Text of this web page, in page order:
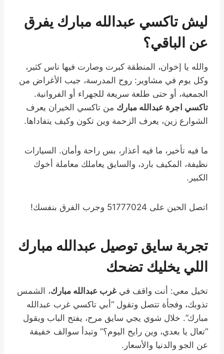
ليش تاكسي عبدالله مبارك يفرق
عن الباقي؟
والله يا إخوان، المنطقة كبرت وصارت فيها ناس كثير،
وكل يوم في مشاوير: روح المدرسة، جيب الأغراض من
الجمعية، أو حتى طلعة سريعة للجهراء أو الفروانية.
تاكسي اجرة عبدالله مبارك من تاكسي الخيران يعرف
الشوارع زين، يعرف الزحمة وين تكون وكيف يتفاداها.
ما فيه تأخير، ما فيه أعذار، بس راحة وأمان. السيارات
نظيفة، المكيف بارد، والسايق يعاملك معاملة أخوك
الكبير.
اتصل الحين على 51777024 وجرب الفرق بنفسك!
تجربة سايق توصيل عبدالله مبارك
اللي يخليك تضحك
تخيل معي: أنت واقف فيغرب عبدالله مبارك، الشمس
تذوبك، وفجأة تتصل وتقول “أبي تاكسي غرب عبدالله
مبارك”. خلال شوي يجي سايق مرح، يفتح الباب ويقول
“تعال يا بعدي، وين رايح اليوم؟” وتبدأ سوالف خفيفة
عن الجو والدنيا والأسعار.